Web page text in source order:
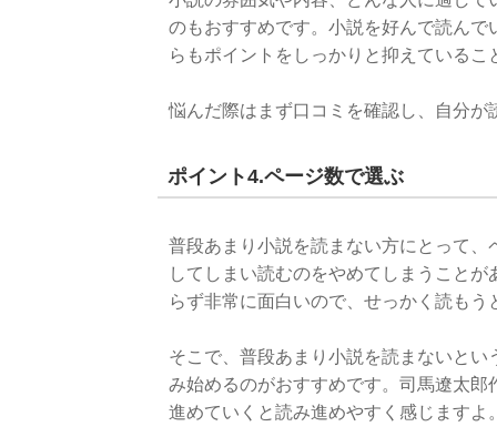
のもおすすめです。小説を好んで読ん
らもポイントをしっかりと抑えている
悩んだ際はまず口コミを確認し、自分
ポイント4.ページ数で選ぶ
普段あまり小説を読まない方にとって
してしまい読むのをやめてしまうこと
らず非常に面白いので、せっかく読も
そこで、普段あまり小説を読まないと
み始めるのがおすすめです。司馬遼太
進めていくと読み進めやすく感じますよ